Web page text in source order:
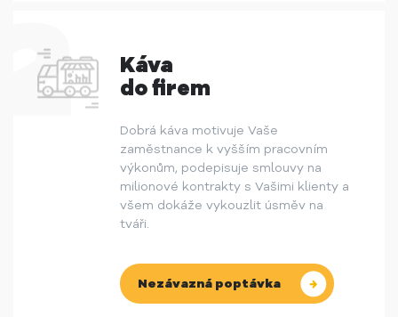
Káva
do firem
Dobrá káva motivuje Vaše
zaměstnance k vyšším pracovním
výkonům, podepisuje smlouvy na
milionové kontrakty s Vašimi klienty a
všem dokáže vykouzlit úsměv na
tváři.
Nezávazná poptávka